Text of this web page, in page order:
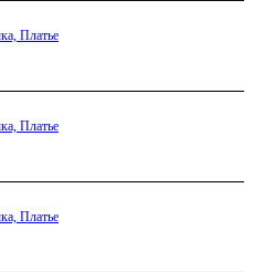
Платье
Платье
Платье